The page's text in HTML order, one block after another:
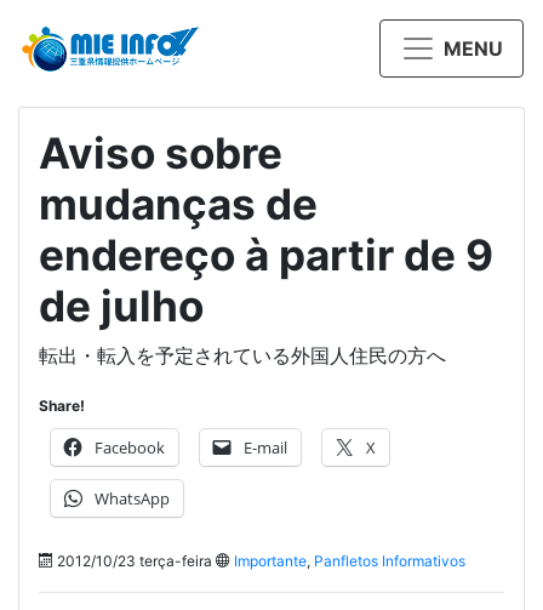
MENU
Aviso sobre
mudanças de
endereço à partir de 9
de julho
転出・転入を予定されている外国人住民の方へ
Share!
Facebook E-mail X
WhatsApp
2012/10/23 terça-feira Importante, Panfletos Informativos